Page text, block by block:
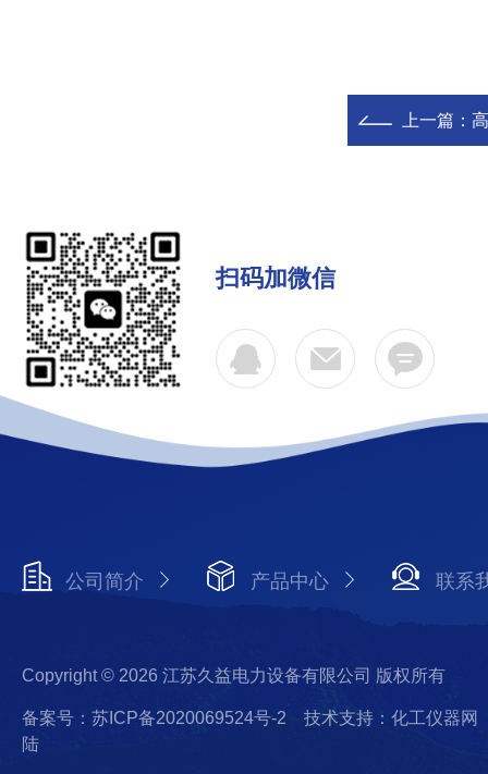
上一篇：
扫码加微信
公司简介 产品中心 联系
Copyright © 2026 江苏久益电力设备有限公司 版权所有
备案号：苏ICP备2020069524号-2
技术支持：化工仪器网
陆